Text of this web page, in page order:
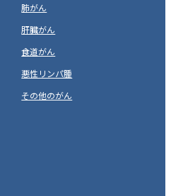
肺がん
肝臓がん
食道がん
悪性リンパ腫
その他のがん